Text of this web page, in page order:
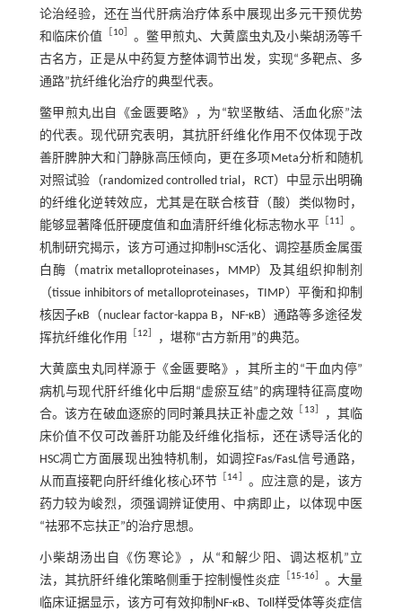
论治经验，还在当代肝病治疗体系中展现出多元干预优势
和临床价值
［10］ 。鳖甲煎丸、大黄䗪虫丸及小柴胡汤等千
古名方，正是从中药复方整体调节出发，实现“多靶点、多
通路”抗纤维化治疗的典型代表。
鳖甲煎丸出自《金匮要略》，为“软坚散结、活血化瘀”法
的代表。现代研究表明，其抗肝纤维化作用不仅体现于改
善肝脾肿大和门静脉高压倾向，更在多项Meta分析和随机
对照试验（randomized controlled trial，RCT）中显示出明确
的纤维化逆转效应，尤其是在联合核苷（酸）类似物时，
能够显著降低肝硬度值和血清肝纤维化标志物水平 ［11］ 。
机制研究揭示，该方可通过抑制HSC活化、调控基质金属蛋
白酶（matrix metalloproteinases，MMP）及其组织抑制剂
（tissue inhibitors of metalloproteinases，TIMP）平衡和抑制
核因子κB（nuclear factor-kappa B，NF-κB）通路等多途径发
挥抗纤维化作用
［12］ ，堪称“古方新用”的典范。
大黄䗪虫丸同样源于《金匮要略》，其所主的“干血内停”
病机与现代肝纤维化中后期“虚瘀互结”的病理特征高度吻
合。该方在破血逐瘀的同时兼具扶正补虚之效 ［ 13］
，其临
床价值不仅可改善肝功能及纤维化指标，还在诱导活化的
HSC凋亡方面展现出独特机制，如调控Fas/FasL信号通路，
从而直接靶向肝纤维化核心环节 ［14］ 。应注意的是，该方
药力较为峻烈，须强调辨证使用、中病即止，以体现中医
“祛邪不忘扶正”的治疗思想。
小柴胡汤出自《伤寒论》，从“和解少阳、调达枢机”立
法，其抗肝纤维化策略侧重于控制慢性炎症 ［15-16］ 。大量
临床证据显示，该方可有效抑制NF-κB、Toll样受体等炎症信